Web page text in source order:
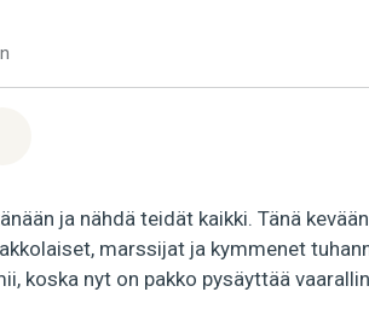
ja nähdä teidät kaikki. Tänä
marssijat ja kymmenet
koska nyt on pakko pysäyttää